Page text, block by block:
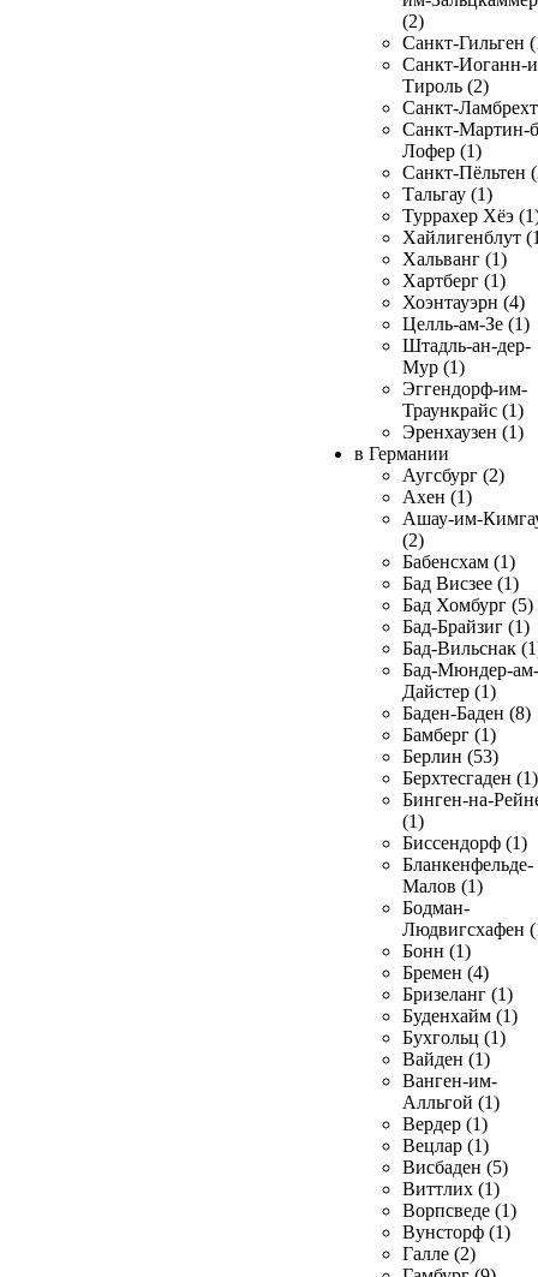
(2)
Санкт-Гильген
Санкт-Иоганн-
Тироль (2)
Санкт-
Санкт-Мартин-
Лофер (1)
Санкт-Пёльтен
Тальгау (1)
Туррахер Хёэ
Хайлигенблут
Хальванг (1)
Хартберг (1)
Хоэнтауэрн (4)
Целль-ам-Зе (1)
Штадль-ан-дер-
Мур (1)
Эггендорф-им-
Траункрайс (1)
Эренхаузен (1)
в Германии
Аугсбург (2)
Ахен (1)
Ашау-им-
(2)
Бабенсхам (1)
Бад Висзее (1)
Бад Хомбург (5)
Бад-Брайзиг (1)
Бад-Вильснак
Бад-Мюндер-ам-
Дайстер (1)
Баден-Баден (8)
Бамберг (1)
Берлин (53)
Берхтесгаден (1)
Бинген-на-
(1)
Биссендорф (1)
Бланкенфельде-
Малов (1)
Бодман-
Людвигсхафен
Бонн (1)
Бремен (4)
Бризеланг (1)
Буденхайм (1)
Бухгольц (1)
Вайден (1)
Ванген-им-
Алльгой (1)
Вердер (1)
Вецлар (1)
Висбаден (5)
Виттлих (1)
Ворпсведе (1)
Вунсторф (1)
Галле (2)